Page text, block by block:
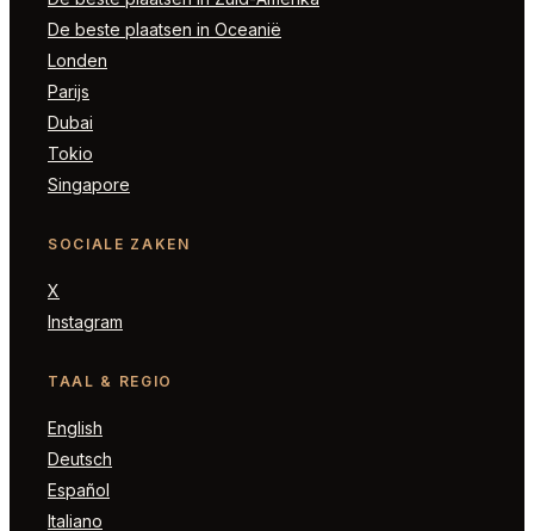
De beste plaatsen in Oceanië
Londen
Parijs
Dubai
Tokio
Singapore
SOCIALE ZAKEN
X
Instagram
TAAL & REGIO
English
Deutsch
Español
Italiano